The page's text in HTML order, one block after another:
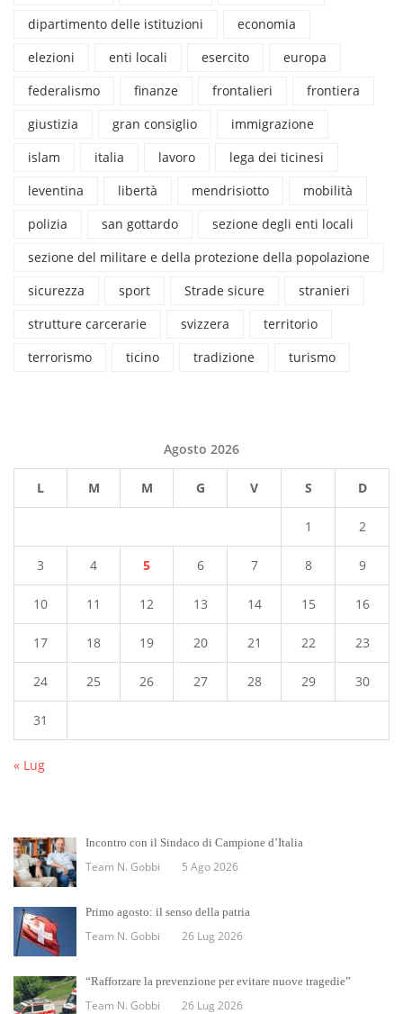
dipartimento delle istituzioni
economia
elezioni
enti locali esercito
europa
federalismo
finanze frontalieri
frontiera
giustizia
gran consiglio
immigrazione
islam
italia lavoro
lega dei ticinesi
leventina
libertà mendrisiotto
mobilità
polizia
san gottardo
sezione degli enti locali
sezione del militare e della protezione della popolazione
sicurezza
sport Strade sicure
stranieri
strutture carcerarie
svizzera
territorio
terrorismo
ticino tradizione turismo
Agosto 2026
L M M G V S D
1 2
3 4 5 6 7 8 9
10 11 12 13 14 15 16
17 18 19 20 21 22 23
24 25 26 27 28 29 30
31
« Lug
Incontro con il Sindaco di Campione d’Italia
Team N. Gobbi 5 Ago 2026
Primo agosto: il senso della patria
Team N. Gobbi 26 Lug 2026
“Rafforzare la prevenzione per evitare nuove tragedie”
Team N. Gobbi 26 Lug 2026